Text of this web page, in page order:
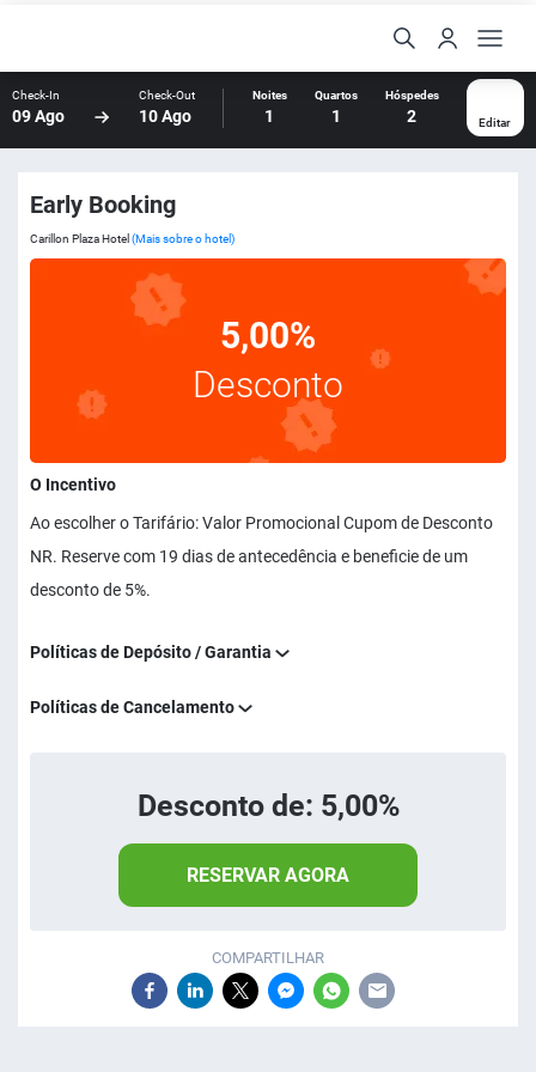
Check-In
09 Ago
Check-Out
10 Ago
Noites
1
Quartos
1
Hóspedes
2 Editar
Early Booking
Carillon Plaza Hotel (Mais sobre o hotel)
5,00%
Desconto
O Incentivo
Ao escolher o Tarifário: Valor Promocional Cupom de Desconto
NR. Reserve com 19 dias de antecedência e beneficie de um
desconto de 5%.
Políticas de Depósito / Garantia
Políticas de Cancelamento
Desconto de: 5,00%
RESERVAR AGORA
COMPARTILHAR